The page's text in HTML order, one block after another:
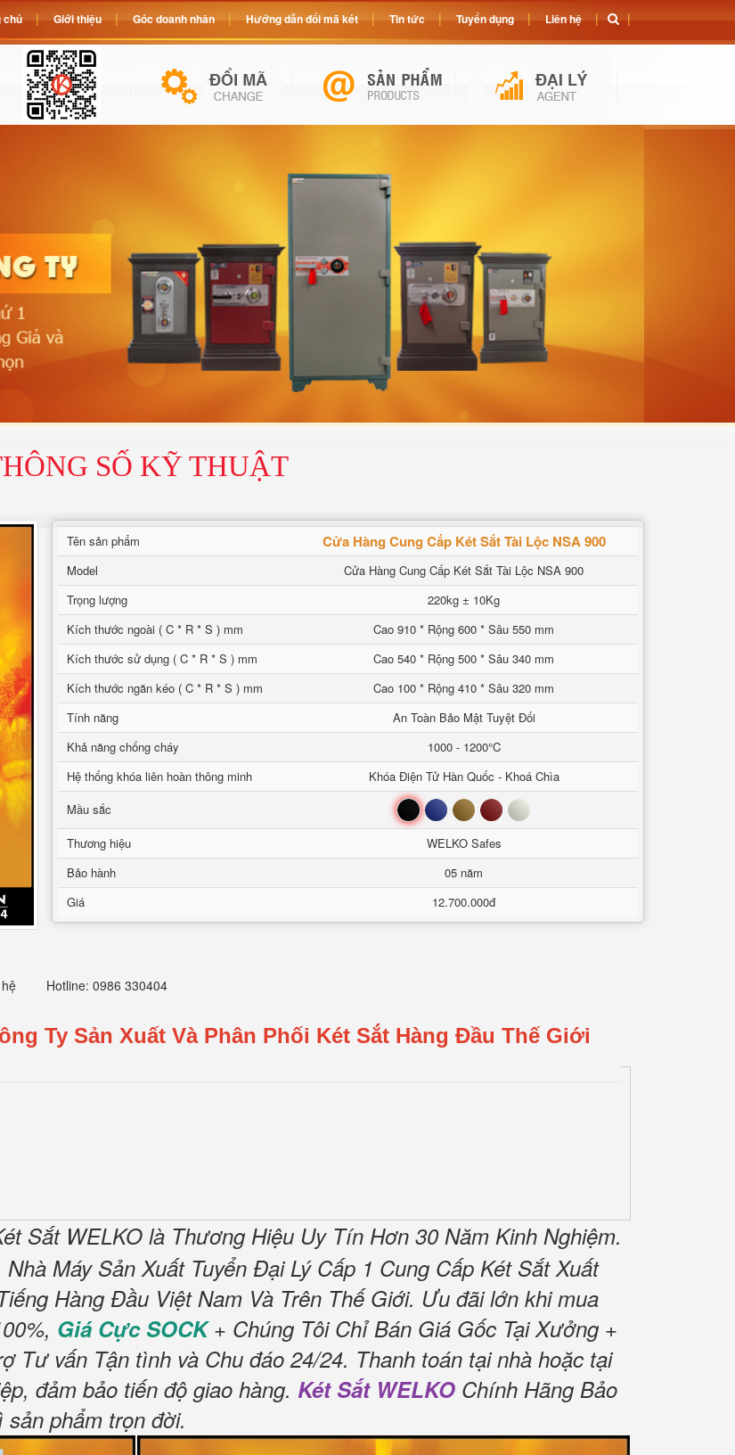
SỐ KỸ THUẬT
Tên sản phẩm Cửa Hàng Cung Cấp Két Sắt Tài Lộc NSA 900
Model
Cửa Hàng Cung Cấp Két Sắt Tài Lộc NSA 900
Trọng lượng
220kg ± 10Kg
Kích thước ngoài ( C * R * S ) mm
Cao 910 * Rộng 600 * Sâu 550 mm
Kích thước sử dụng ( C * R * S ) mm
Cao 540 * Rộng 500 * Sâu 340 mm
Kích thước ngăn kéo ( C * R * S ) mm
Cao 100 * Rộng 410 * Sâu 320 mm
Tính năng
An Toàn Bảo Mật Tuyệt Đối
Khả năng chống cháy
1000 - 1200°C
Hệ thống khóa liên hoàn thông minh
Khóa Điện Tử Hàn Quốc - Khoá Chìa
Mầu sắc
Đen Xanh Nâu Đỏ Trắng
Thương hiệu
WELKO Safes
Bảo hành
05 năm
Giá
12.700.000đ
Hotline: 0986 330404
Ty Sản Xuất Và Phân Phối Két Sắt Hàng Đầu Thế Giới
Sắt WELKO là Thương Hiệu Uy Tín Hơn 30 Năm Kinh Nghiệm.
Nhà Máy Sản Xuất Tuyển Đại Lý Cấp 1 Cung Cấp Két Sắt Xuất
Hàng Đầu Việt Nam Và Trên Thế Giới. Ưu đãi lớn khi mua
Giá Cực SOCK+ Chúng Tôi Chỉ Bán Giá Gốc Tại Xưởng +
Tư vấn Tận tình và Chu đáo 24/24. Thanh toán tại nhà hoặc tại
đảm bảo tiến độ giao hàng. Két Sắt WELKO Chính Hãng Bảo
phẩm trọn đời.
chủ Giới thiệu Góc doanh nhân Hướng dẫn đổi mã két Tin tức Tuyển dụng Liên hệ